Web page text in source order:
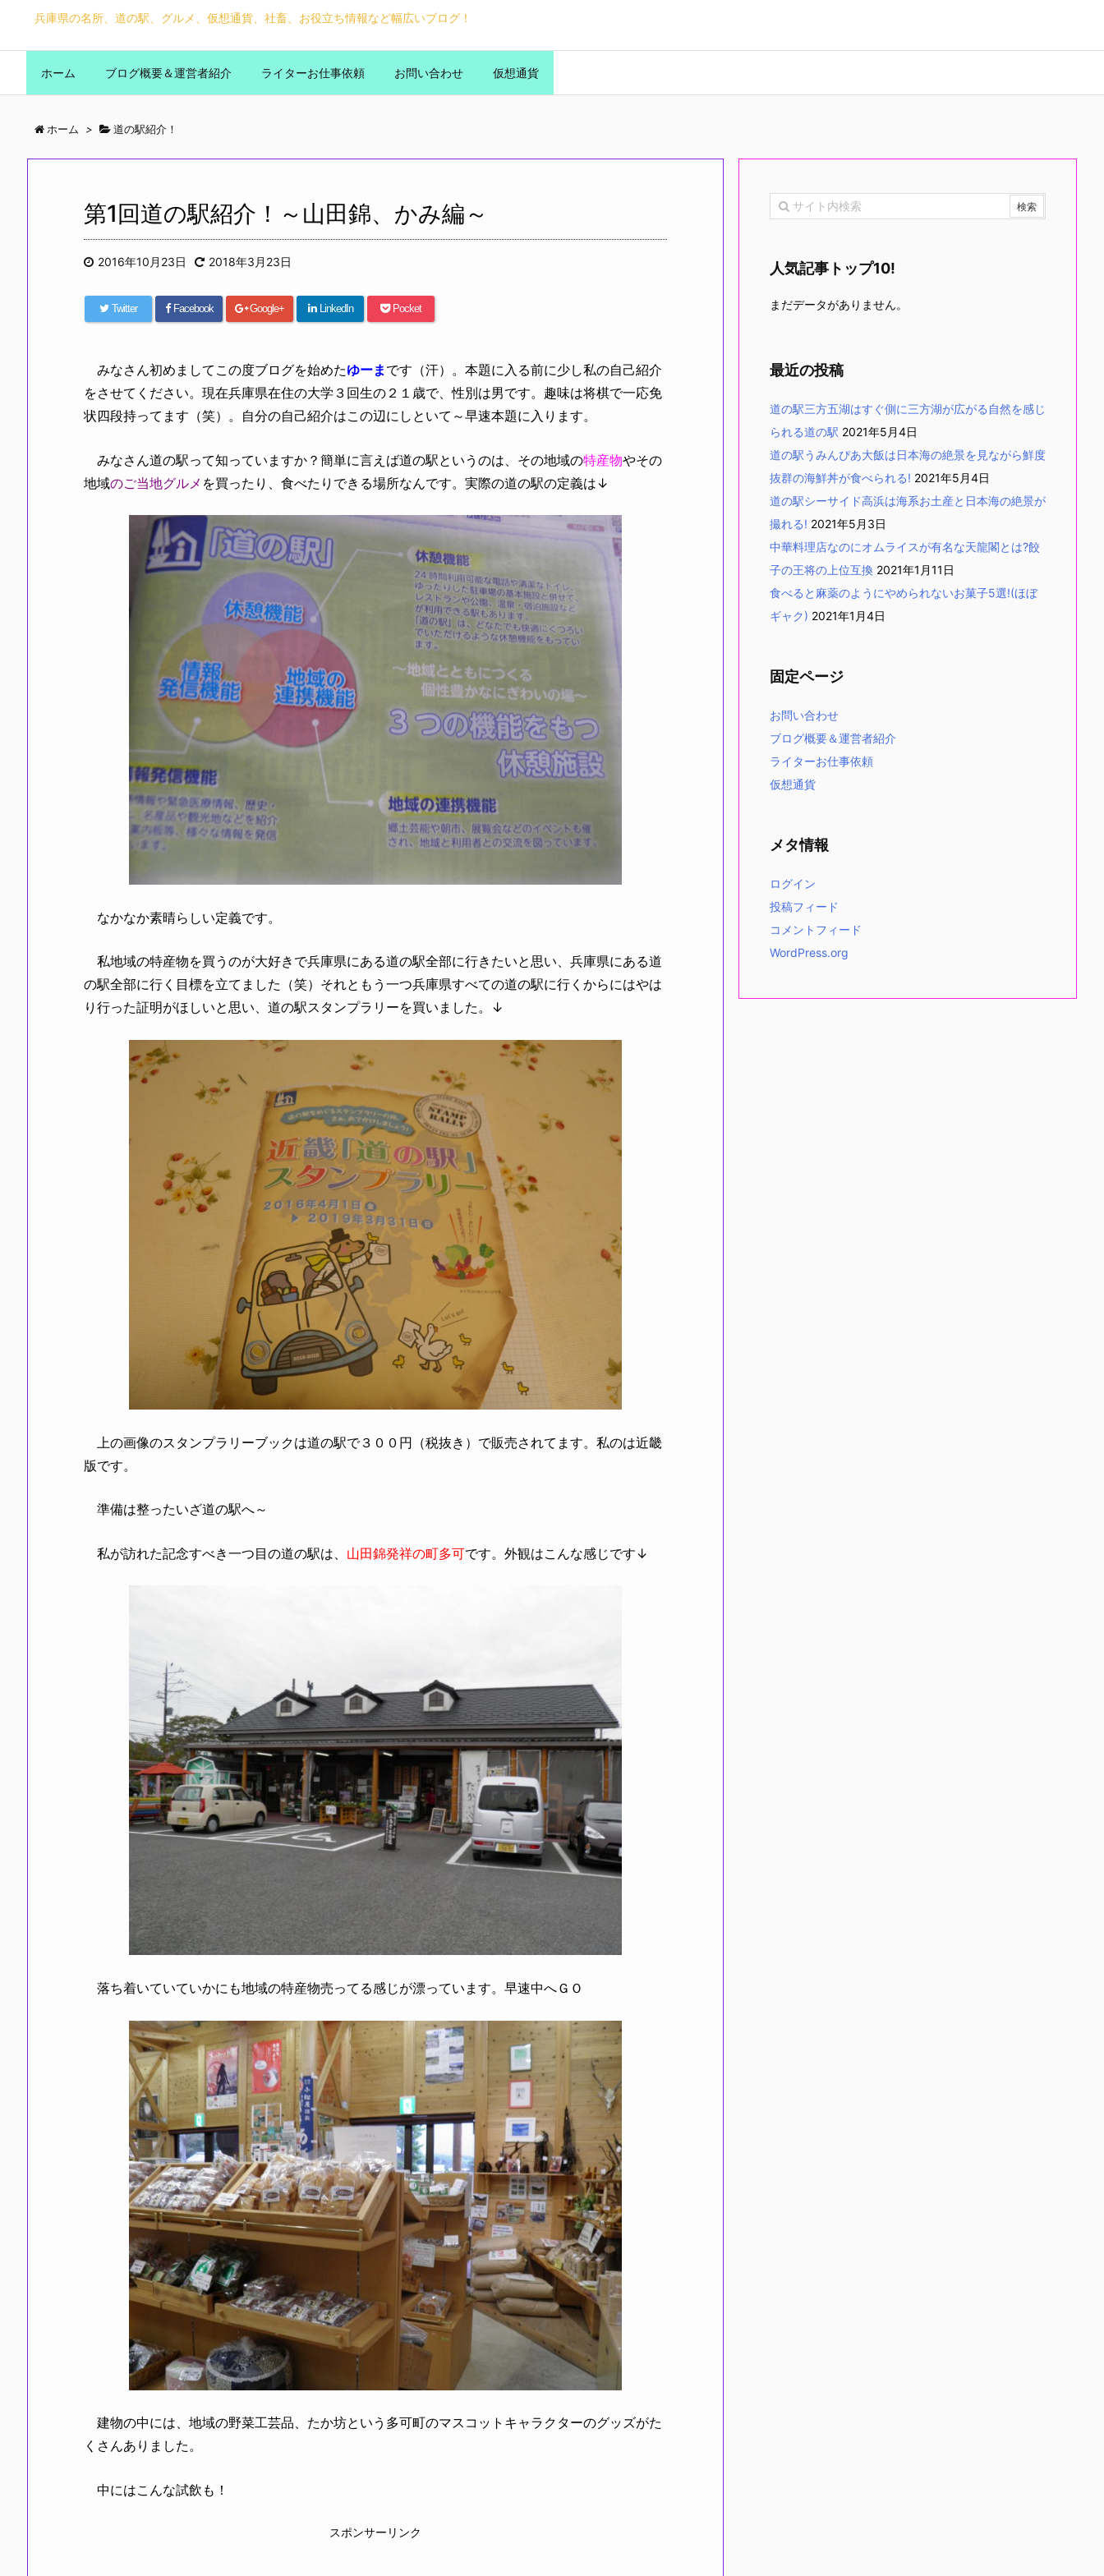
兵庫県の名所、道の駅、グルメ、仮想通貨、社畜、お役立ち情報など幅広いブログ！
ホーム ブログ概要＆運営者紹介 ライターお仕事依頼 お問い合わせ 仮想通貨
ホーム > 道の駅紹介！
第1回道の駅紹介！～山田錦、かみ編～
2016年10月23日 2018年3月23日
Twitter Facebook Google+ LinkedIn Pocket
みなさん初めましてこの度ブログを始めたゆーまです（汗）。本題に入る前に少し私の自己紹介
をさせてください。現在兵庫県在住の大学３回生の２１歳で、性別は男です。趣味は将棋で一応免
状四段持ってます（笑）。自分の自己紹介はこの辺にしといて～早速本題に入ります。
みなさん道の駅って知っていますか？簡単に言えば道の駅というのは その地域の特産物やその
地域のご当地グルメ を買ったり、食べたりできる場所なんです。実際の道の駅の定義は↓
なかなか素晴らしい定義です。
私地域の特産物を買うのが大好きで兵庫県にある道の駅全部に行きたいと思い、兵庫県にある道
の駅全部に行く目標を立てました（笑）それともう一つ兵庫県すべての道の駅に行くからにはやは
り行った証明がほしいと思い、道の駅スタンプラリーを買いました。↓
上の画像のスタンプラリーブックは道の駅で３００円（税抜き）で販売されてます。私のは近畿
版です。
準備は整ったいざ道の駅へ～
私が訪れた記念すべき一つ目の道の駅は、 山田錦発祥の町多可です。外観はこんな感じです↓
落ち着いていていかにも地域の特産物売ってる感じが漂っています。早速中へＧＯ
建物の中には、地域の野菜工芸品、たか坊という多可町のマスコットキャラクターのグッズがた
くさんありました。
中にはこんな試飲も！
スポンサーリンク
人気記事トップ10!
まだデータがありません。
最近の投稿
道の駅三方五湖はすぐ側に三方湖が広がる自然を感じ
られる道の駅 2021年5月4日
道の駅うみんぴあ大飯は日本海の絶景を見ながら鮮度
抜群の海鮮丼が食べられる! 2021年5月4日
道の駅シーサイド高浜は海系お土産と日本海の絶景が
撮れる! 2021年5月3日
中華料理店なのにオムライスが有名な天龍閣とは?餃
子の王将の上位互換 2021年1月11日
食べると麻薬のようにやめられないお菓子5選!(ほぼ
ギャク) 2021年1月4日
固定ページ
お問い合わせ
ブログ概要＆運営者紹介
ライターお仕事依頼
仮想通貨
メタ情報
ログイン
投稿フィード
コメントフィード
WordPress.org